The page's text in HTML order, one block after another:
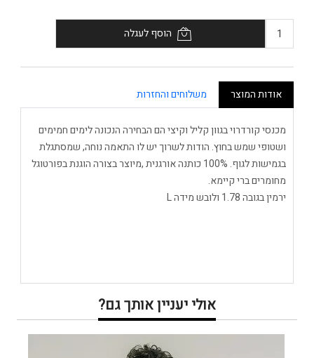
הוסף לעגלה
אודות המוצר משלוחים והחזרות
מכנסי קורדרוי בגוון קליל וקיצי הם הבחירה הנכונה לימים חמימים
ושטופי שמש בחוץ. הודות לשרוך יש לו התאמה נוחה, שמסתגלת
בגמישות לגוף. 100% כותנה אורגנית ,מיוצר בצורה הוגנת בפורטוגל
מחומרים ברי קיימא.
ירמין בגובה 1.78 ולובש מידה L
אולי יעניין אותך גם?